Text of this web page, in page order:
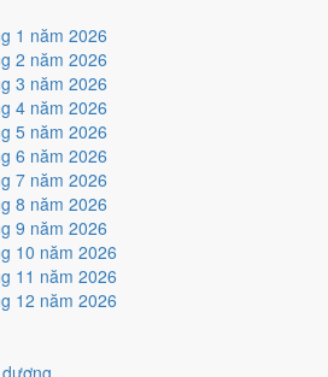
1 năm 2026
2 năm 2026
3 năm 2026
4 năm 2026
5 năm 2026
6 năm 2026
7 năm 2026
8 năm 2026
9 năm 2026
10 năm 2026
11 năm 2026
12 năm 2026
mới
hôm nay ở
Đạo, nhưng Trực Bế kéo giảm điểm.
nay ởmức trung bình (4/10)
Trực Bế kéo giảm điểm.